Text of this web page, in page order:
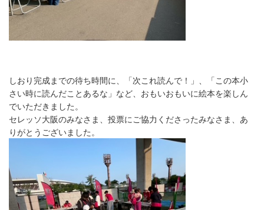
しおり完成までの待ち時間に、「次これ読んで！」、「この本小
さい時に読んだことあるな」など、おもいおもいに絵本を楽しん
でいただきました。
セレッソ大阪のみなさま、投票にご協力くださったみなさま、あ
りがとうございました。